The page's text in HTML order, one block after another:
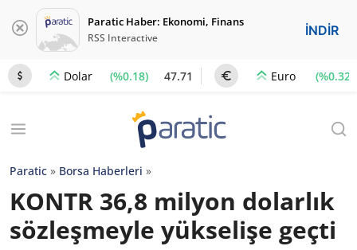
Paratic Haber: Ekonomi, Finans
RSS Interactive İNDİR
Dolar (%0.18) 47.71 Euro (%0.32)
Paratic » Borsa Haberleri »
KONTR 36,8 milyon dolarlık
sözleşmeyle yükselişe geçti